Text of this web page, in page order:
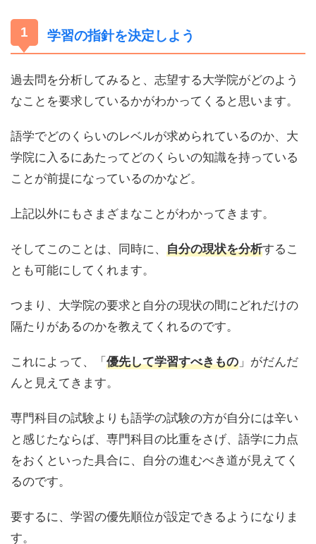
学習の指針を決定しよう
過去問を分析してみると、志望する大学院がどのよう
なことを要求しているかがわかってくると思います。
語学でどのくらいのレベルが求められているのか、大
学院に入るにあたってどのくらいの知識を持っている
ことが前提になっているのかなど。
上記以外にもさまざまなことがわかってきます。
そしてこのことは、同時に、 自分の現状を分析するこ
とも可能にしてくれます。
つまり、大学院の要求と自分の現状の間にどれだけの
隔たりがあるのかを教えてくれるのです。
これによって、「優先して学習すべきもの 」がだんだ
んと見えてきます。
専門科目の試験よりも語学の試験の方が自分には辛い
と感じたならば、専門科目の比重をさげ、語学に力点
をおくといった具合に、自分の進むべき道が見えてく
るのです。
要するに、学習の優先順位が設定できるようになりま
す。